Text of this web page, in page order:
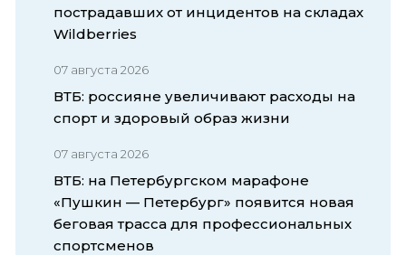
пострадавших от инцидентов на складах
Wildberries
07 августа 2026
ВТБ: россияне увеличивают расходы на
спорт и здоровый образ жизни
07 августа 2026
ВТБ: на Петербургском марафоне
«Пушкин — Петербург» появится новая
беговая трасса для профессиональных
спортсменов